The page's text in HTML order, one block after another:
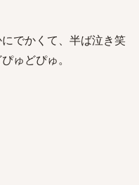
でかくて、半ば泣き笑
ゅどぴゅ。